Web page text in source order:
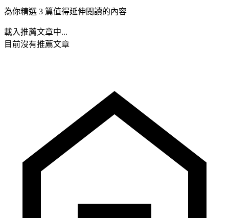
為你精選 3 篇值得延伸閱讀的內容
載入推薦文章中...
目前沒有推薦文章